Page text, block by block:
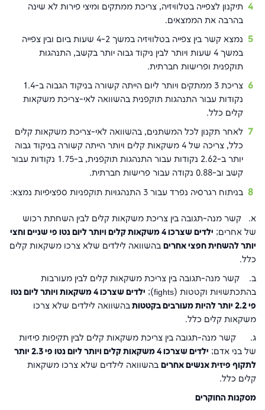
תיקנון לצפייה בטלוויזיה, צריכת ממתקים ומיצי פירות לא שינה
בהרבה את הממצאים.
נמצא קשר בין צפייה בטלוויזיה במשך 4-2 שעות ביום ובין צפייה
במשך 4 שעות ויותר לבין ניקוד גבוה יותר בקשב, התנהגות
תוקפנית ופרישות חברתית.
צריכת 3 ממתקים ויותר ליום הייתה קשורה בניקוד הגבוה ב-1.4
נקודות עבור התנהגות תוקפנית בהשוואה לאי-צריכת משקאות
קלים כלל.
לאחר תקנון לכל המשתנים, בהשוואה לאי-צריכת משקאות קלים
כלל, צריכה של 4 משקאות קלים ויותר הייתה קשורה בניקוד גבוה
יותר ב-2.62 נקודות עבור התנהגות תוקפנית, ב-1.75 נקודות עבור
קשב וב-0.88 נקודה עבור פרישות חברתית.
בניתוח רגרסיה נפרד עבור 3 התנהגויות תוקפניות ספציפיות נמצא:
א. קשר מנה-תגובה בין צריכת משקאות קלים לבין השחתת רכוש
של אחרים;
ילדים שצרכו 4 משקאות קלים ויותר ליום נטו פי שניים וחצי
יותר להשחית חפצי אחרים בהשוואה לילדים שלא צרכו משקאות קלים
כלל.
ב. קשר מנה-תגובה בין צריכת משקאות קלים לבין מעורבות
בהתכתשויות וקטטות (fights
);
ילדים שצרכו 4 משקאות ויותר ליום נטו
פי 2.2 יותר להיות מעורבים בקטטות
בהשוואה לילדים שלא צרכו
משקאות קלים כלל.
ג. קשר מנה-תגובה בין צריכת משקאות קלים לבין תקיפות פיזיות
של בני אדם;
ילדים שצרכו 4 משקאות קלים ויותר ליום נטו פי 2.3 יותר
לתקוף פיזית אנשים אחרים בהשוואה לילדים שלא צרכו משקאות
קלים כלל.
מסקנות החוקרים